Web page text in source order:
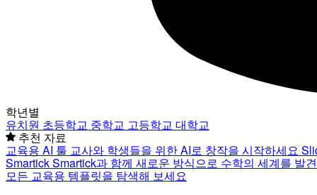
학년별
유치원 초등학교 중학교 고등학교 대학교
추천 자료
교육용 AI 툴 교사와 학생들을 위한 AI로 창작을 시작하세요
SmartickSmartick과 함께 새로운 방식으로 수학의 세계를 발
모든 교육용 템플릿을 탐색해 보세요